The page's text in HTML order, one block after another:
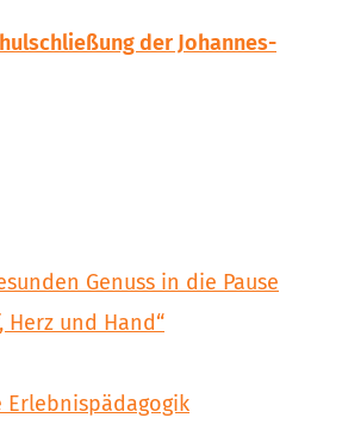
der Johannes-
Genuss in die Pause
Herz und Hand“